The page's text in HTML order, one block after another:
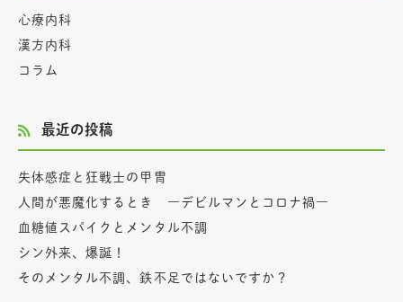
心療内科
漢方内科
コラム
最近の投稿
失体感症と狂戦士の甲冑
人間が悪魔化するとき ―デビルマンとコロナ禍―
血糖値スパイクとメンタル不調
シン外来、爆誕！
そのメンタル不調、鉄不足ではないですか？